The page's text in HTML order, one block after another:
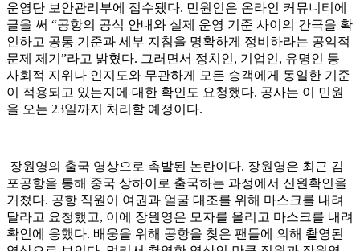
운영단 보안관리부에 접수됐다. 민원인은 온라인 커뮤니티에
글을 써 “공항의 공식 안내와 실제 운영 기준 사이의 간극을 확
인하고 공통 기준과 세부 지침을 명확하게 정비하라는 공익적
문제 제기”라고 밝혔다. 그러면서 정치인, 기업인, 유명인 등
사회적 지위나 인지도와 무관하게 모든 승객에게 동일한 기준
이 적용되고 있는지에 대한 확인도 요청했다. 공사는 이 민원
을 오는 23일까지 처리할 예정이다.
장원영의 출국 영상으로 촉발된 논란이다. 장원영은 최근 김
포공항을 통해 중국 상하이로 출국하는 과정에서 신원확인을
거쳤다. 공항 직원이 여권과 얼굴 대조를 위해 마스크를 내려
달라고 요청했고, 이에 장원영은 모자를 올리고 마스크를 내려
확인에 응했다. 배웅을 위해 공항을 찾은 팬들에 의해 촬영된